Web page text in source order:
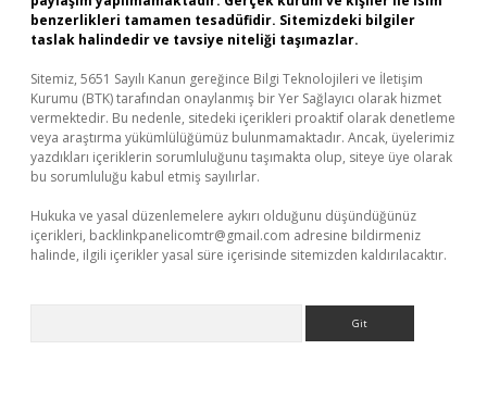
benzerlikleri tamamen tesadüfidir. Sitemizdeki bilgiler
taslak halindedir ve tavsiye niteliği taşımazlar.
Sitemiz, 5651 Sayılı Kanun gereğince Bilgi Teknolojileri ve İletişim
Kurumu (BTK) tarafından onaylanmış bir Yer Sağlayıcı olarak hizmet
vermektedir. Bu nedenle, sitedeki içerikleri proaktif olarak denetleme
veya araştırma yükümlülüğümüz bulunmamaktadır. Ancak, üyelerimiz
yazdıkları içeriklerin sorumluluğunu taşımakta olup, siteye üye olarak
bu sorumluluğu kabul etmiş sayılırlar.
Hukuka ve yasal düzenlemelere aykırı olduğunu düşündüğünüz
içerikleri, backlinkpanelicomtr@gmail.com adresine bildirmeniz
halinde, ilgili içerikler yasal süre içerisinde sitemizden kaldırılacaktır.